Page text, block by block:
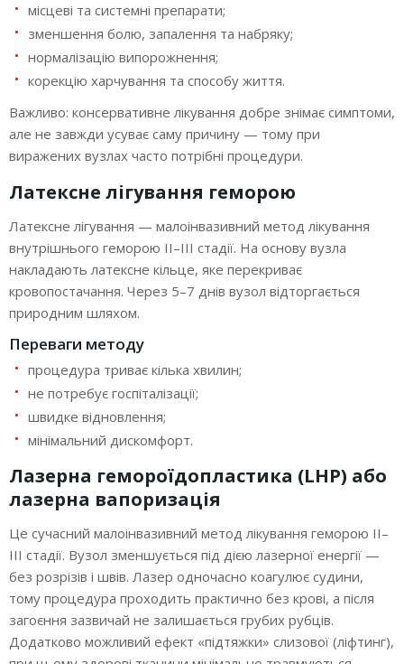
місцеві та системні препарати;
зменшення болю, запалення та набряку;
нормалізацію випорожнення;
корекцію харчування та способу життя.
Важливо: консервативне лікування добре знімає симптоми,
але не завжди усуває саму причину — тому при
виражених вузлах часто потрібні процедури.
Латексне лігування геморою
Латексне лігування — малоінвазивний метод лікування
внутрішнього геморою II–III стадії. На основу вузла
накладають латексне кільце, яке перекриває
кровопостачання. Через 5–7 днів вузол відторгається
природним шляхом.
Переваги методу
процедура триває кілька хвилин;
не потребує госпіталізації;
швидке відновлення;
мінімальний дискомфорт.
Лазерна гемороїдопластика (LHP) або
лазерна вапоризація
Це сучасний малоінвазивний метод лікування геморою II–
III стадії. Вузол зменшується під дією лазерної енергії —
без розрізів і швів. Лазер одночасно коагулює судини,
тому процедура проходить практично без крові, а після
загоєння зазвичай не залишається грубих рубців.
Додатково можливий ефект «підтяжки» слизової (ліфтинг),